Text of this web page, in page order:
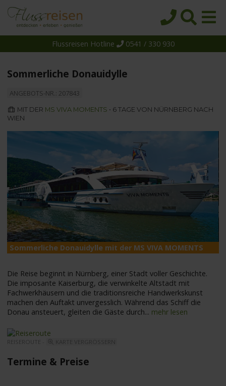
Reedereien
Über uns
Wissen
Suche
Flussreisen Hotline 0541 / 330 930
Sommerliche Donauidylle
ANGEBOTS-NR.: 207843
MIT DER MS VIVA MOMENTS • 6 TAGE VON NÜRNBERG NACH
WIEN
Sommerliche Donauidylle mit der MS VIVA MOMENTS
Die Reise beginnt in Nürnberg, einer Stadt voller Geschichte.
Die imposante Kaiserburg, die verwinkelte Altstadt mit
Fachwerkhäusern und die traditionsreiche Handwerkskunst
machen den Auftakt unvergesslich. Während das Schiff die
Donau ansteuert, gleiten die Gäste durch... mehr lesen
REISEROUTE -
Termine & Preise